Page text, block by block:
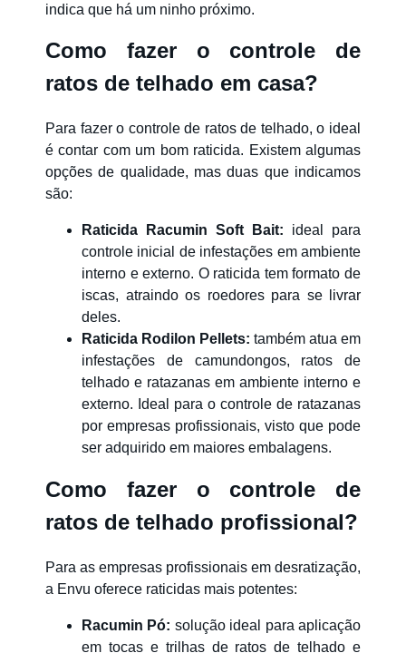
indica que há um ninho próximo.
Como fazer o controle de
ratos de telhado em casa?
Para fazer o controle de ratos de telhado, o ideal
é contar com um bom raticida. Existem algumas
opções de qualidade, mas duas que indicamos
são:
Raticida Racumin Soft Bait: ideal para
controle inicial de infestações em ambiente
interno e externo. O raticida tem formato de
iscas, atraindo os roedores para se livrar
deles.
Raticida Rodilon Pellets: também atua em
infestações de camundongos, ratos de
telhado e ratazanas em ambiente interno e
externo. Ideal para o controle de ratazanas
por empresas profissionais, visto que pode
ser adquirido em maiores embalagens.
Como fazer o controle de
ratos de telhado profissional?
Para as empresas profissionais em desratização,
a Envu oferece raticidas mais potentes:
Racumin Pó: solução ideal para aplicação
em tocas e trilhas de ratos de telhado e